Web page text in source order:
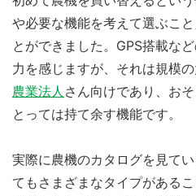
や必要な機能を考えて選ぶこ
とができました。GPS搭載な
力を感じますが、それは規模
農業法人 さん向けであり、お
とっては持て余す機能です。
実際に農機のカタログを見て
てもさまざまなタイプがある